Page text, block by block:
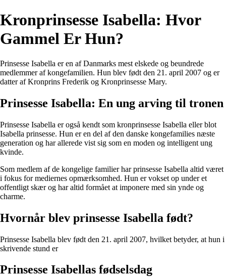
Kronprinsesse Isabella: Hvor
Gammel Er Hun?
Prinsesse Isabella er en af Danmarks mest elskede og beundrede
medlemmer af kongefamilien. Hun blev født den 21. april 2007 og er
datter af Kronprins Frederik og Kronprinsesse Mary.
Prinsesse Isabella: En ung arving til tronen
Prinsesse Isabella er også kendt som kronprinsesse Isabella eller blot
Isabella prinsesse. Hun er en del af den danske kongefamilies næste
generation og har allerede vist sig som en moden og intelligent ung
kvinde.
Som medlem af de kongelige familier har prinsesse Isabella altid været
i fokus for mediernes opmærksomhed. Hun er vokset op under et
offentligt skær og har altid formået at imponere med sin ynde og
charme.
Hvornår blev prinsesse Isabella født?
Prinsesse Isabella blev født den 21. april 2007, hvilket betyder, at hun i
skrivende stund er
Prinsesse Isabellas fødselsdag